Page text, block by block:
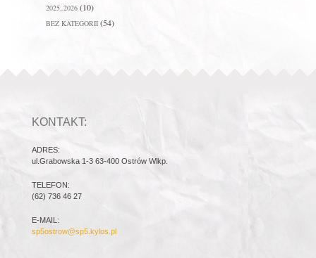
2025_2026(10)
BEZ KATEGORII(54)
KONTAKT:
ADRES:
ul.Grabowska 1-3 63-400 Ostrów Wlkp.
TELEFON:
(62) 736 46 27
E-MAIL:
sp5ostrow@sp5.kylos.pl